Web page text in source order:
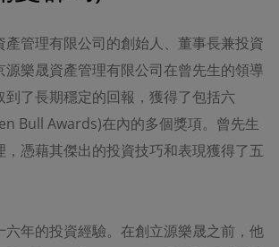
產管理有限公司的創始人、董事長兼投資
源樂晟資產管理有限公司在曾先生的領導
到了長期穩定的回報，獲得了包括六
Bull Awards)在內的多個獎項。曾先生
，憑藉其傑出的投資技巧和表現獲得了五
六年的投資經驗。在創立源樂晟之前，他
任何資料﹐若沒有得到東英資管的預先書面
透過任何方式或形式複製、傳送、傳播、出
、廣播、傳閱、貯存作其後使用或作任何商
或保證沒有病毒或其他感染性或破壞性項目
害 閣下的電腦。
互聯網是一個不是私隱可以確保安全的媒
以掃描電腦病毒或其他破壞性的全部責任。